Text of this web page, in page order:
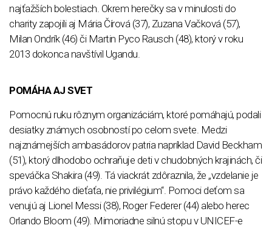
najťažších bolestiach. Okrem herečky sa v minulosti do
charity zapojili aj Mária Čírová (37), Zuzana Vačková (57),
Milan Ondrík (46) či Martin Pyco Rausch (48), ktorý v roku
2013 dokonca navštívil Ugandu.
POMÁHA AJ SVET
Pomocnú ruku rôznym organizáciám, ktoré pomáhajú, podali
desiatky známych osobností po celom svete. Medzi
najznámejších ambasádorov patria napríklad David Beckham
(51), ktorý dlhodobo ochraňuje deti v chudobných krajinách, či
speváčka Shakira (49). Tá viackrát zdôraznila, že „vzdelanie je
právo každého dieťaťa, nie privilégium“. Pomoci deťom sa
venujú aj Lionel Messi (38), Roger Federer (44) alebo herec
Orlando Bloom (49). Mimoriadne silnú stopu v UNICEF-e